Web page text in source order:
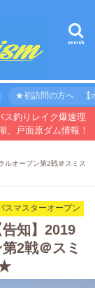
search
★初訪問の方へ 【
ス釣りレイク爆速理
、戸面原ダム情報！
ルオープン第2戦＠スミス
スマスターオープン
知】2019
2戦＠スミ
★